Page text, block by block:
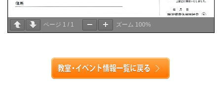
ページ 1 / 1 ズーム 100%